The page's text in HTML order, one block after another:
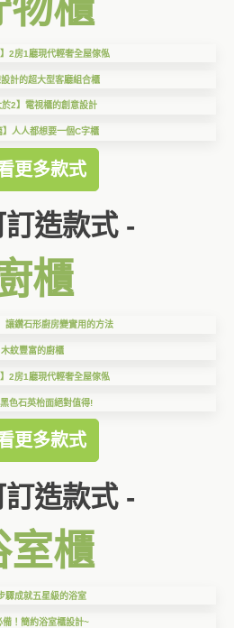
】2房1廳現代輕奢全屋傢俬
計的超大型客廳組合櫃
於2】電視櫃的創意設計
】人人都想要一個C字櫃
更多款式
造款式 -
櫃
讓鑽石形廚房變實用的方法
木紋豐富的廚櫃
】2房1廳現代輕奢全屋傢俬
色石英枱面絕對值得!
更多款式
造款式 -
室櫃
驟成就五星級的浴室
備！簡約浴室櫃設計~